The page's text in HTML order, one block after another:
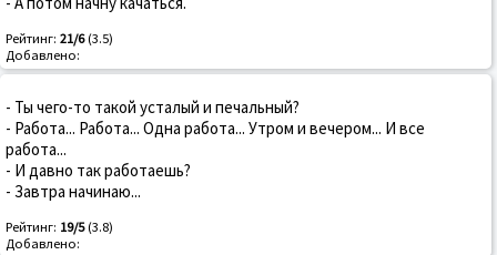
Рейтинг: 21/6(3.5)
Добавлено:
- Ты чего-то такой усталый и печальный?
- Работа... Работа... Одна работа... Утром и вечером... И все
работа...
- И давно так работаешь?
- Завтра начинаю...
Рейтинг: 19/5(3.8)
Добавлено: